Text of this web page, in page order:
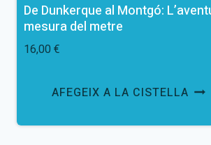
De Dunkerque al Montgó:
mesura del metre
16,00 €
AFEGEIX A LA CISTELLA